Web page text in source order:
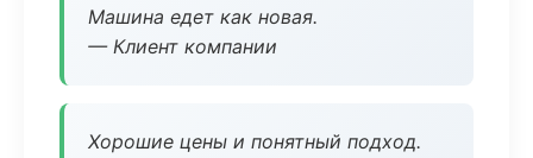
Машина едет как новая.
— Клиент компании
Хорошие цены и понятный подход.